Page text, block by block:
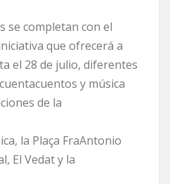
se completan con el
que ofrecerá a
el 28 de julio, diferentes
y música
de la
la Plaça FraAntonio
El Vedat y la